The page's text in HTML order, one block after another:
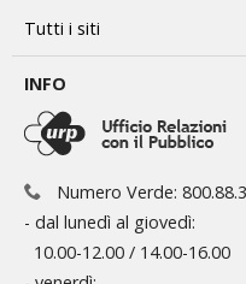
Tutti i siti
INFO
Numero Verde:
- dal lunedì al giovedì:
10.00-12.00 / 14.00-16.00